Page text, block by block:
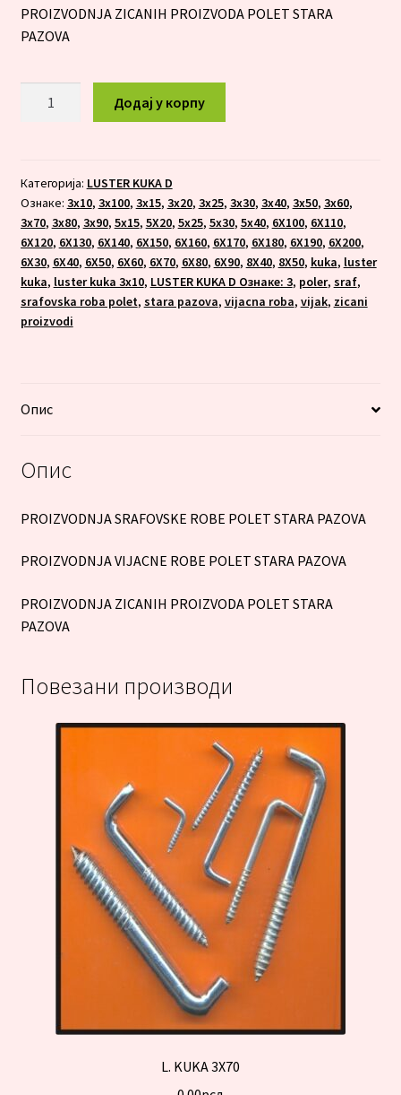
PROIZVODNJA ZICANIH PROIZVODA POLET STARA
PAZOVA
Додај у корпу
Категорија: LUSTER KUKA D
Ознаке: 3x10, 3x100, 3x15, 3x20, 3x25, 3x30, 3x40, 3x50, 3x60,
3x70, 3x80, 3x90, 5x15, 5X20, 5x25, 5x30, 5x40, 6X100, 6X110,
6X120, 6X130, 6X140, 6X150, 6X160, 6X170, 6X180, 6X190, 6X200,
6X30, 6X40, 6X50, 6X60, 6X70, 6X80, 6X90, 8X40, 8X50, kuka, luster
kuka, luster kuka 3x10, LUSTER KUKA D Ознаке: 3, poler, sraf,
srafovska roba polet, stara pazova, vijacna roba, vijak, zicani
proizvodi
Опис
Опис
PROIZVODNJA SRAFOVSKE ROBE POLET STARA PAZOVA
PROIZVODNJA VIJACNE ROBE POLET STARA PAZOVA
PROIZVODNJA ZICANIH PROIZVODA POLET STARA
PAZOVA
Повезани производи
L. KUKA 3X70